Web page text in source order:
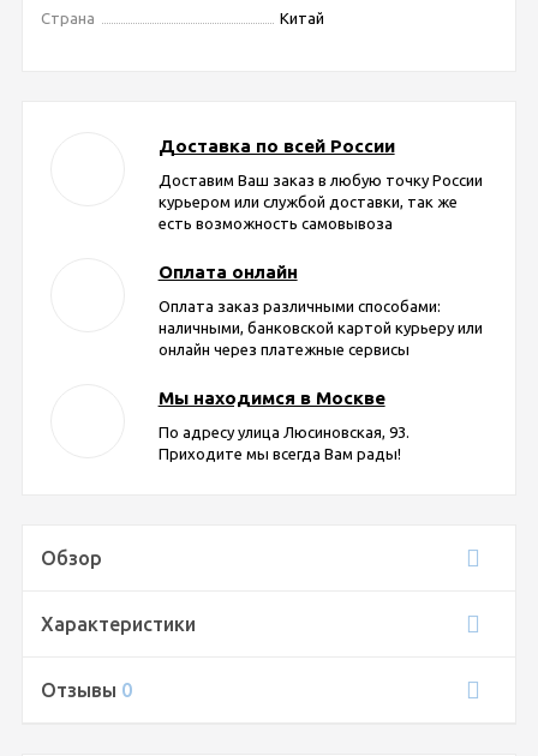
Страна
Китай
Доставка по всей России
Доставим Ваш заказ в любую точку России
курьером или службой доставки, так же
есть возможность самовывоза
Оплата онлайн
Оплата заказ различными способами:
наличными, банковской картой курьеру или
онлайн через платежные сервисы
Мы находимся в Москве
По адресу улица Люсиновская, 93.
Приходите мы всегда Вам рады!
Обзор
Характеристики
Отзывы 0